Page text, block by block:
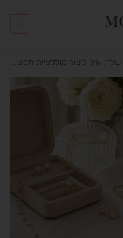
ליצור קולקציית תכשיטים שמספרת מי את?